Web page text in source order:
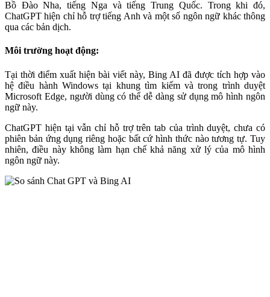
Bồ Đào Nha, tiếng Nga và tiếng Trung Quốc. Trong khi đó,
ChatGPT hiện chỉ hỗ trợ tiếng Anh và một số ngôn ngữ khác thông
qua các bản dịch.
Môi trường hoạt động:
Tại thời điểm xuất hiện bài viết này, Bing AI đã được tích hợp vào
hệ điều hành Windows tại khung tìm kiếm và trong trình duyệt
Microsoft Edge, người dùng có thể dễ dàng sử dụng mô hình ngôn
ngữ này.
ChatGPT hiện tại vẫn chỉ hỗ trợ trên tab của trình duyệt, chưa có
phiên bản ứng dụng riêng hoặc bất cứ hình thức nào tương tự. Tuy
nhiên, điều này không làm hạn chế khả năng xử lý của mô hình
ngôn ngữ này.